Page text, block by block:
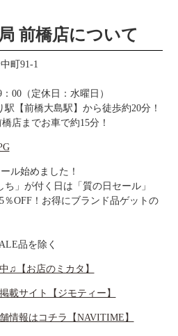
前橋店について
町91-1
00（定休日：水曜日）
【前橋大島駅】から徒歩約20分！
店までお車で約15分！
ル始めました！
」が付く日は「質の日セール」
OFF！お得にブランド品ゲットの
品を除く
♫【お店のミカタ】
載サイト【ジモティー】
情報はコチラ【NAVITIME】